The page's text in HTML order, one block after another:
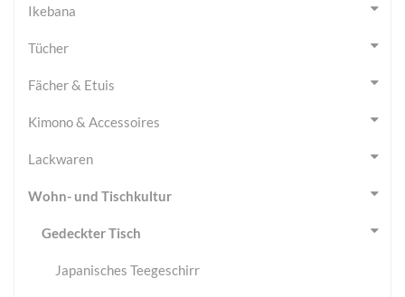
Ikebana
Tücher
Fächer & Etuis
Kimono & Accessoires
Lackwaren
Wohn- und Tischkultur
Gedeckter Tisch
Japanisches Teegeschirr